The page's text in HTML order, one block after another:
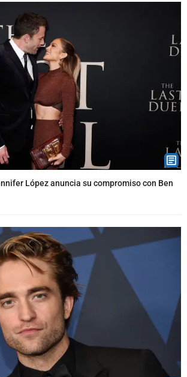
López anuncia su compromiso con Ben